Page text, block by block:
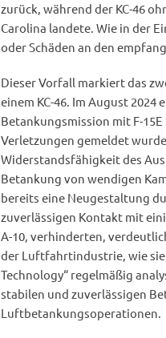
zurück, während der KC-46
Carolina landete. Wie in der
oder Schäden an den
Dieser Vorfall markiert das
einem KC-46. Im August
Betankungsmission mit F-
Verletzungen gemeldet
Widerstandsfähigkeit des
Betankung von wendigen
bereits eine Neugestaltung
zuverlässigen Kontakt mit
A-10, verhinderten,
der Luftfahrtindustrie, wie sie
Technology“ regelmäßig
stabilen und zuverlässigen
Luftbetankungsoperationen.